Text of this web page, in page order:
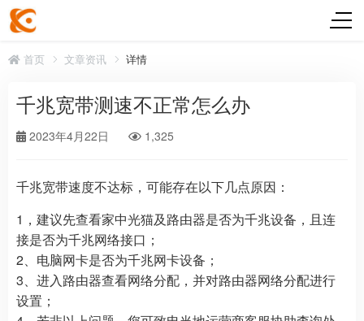
首页 文章资讯 详情
千兆宽带测速不正常怎么办
2023年4月22日 1,325
千兆宽带速度不达标，可能存在以下几点原因：
1，建议先查看家中光猫及路由器是否为千兆设备，且连
接是否为千兆网络接口；
2、电脑网卡是否为千兆网卡设备；
3、进入路由器查看网络分配，并对路由器网络分配进行
设置；